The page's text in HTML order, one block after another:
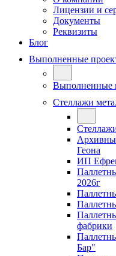
Лицензии и
Документы
Реквизиты
Блог
Выполненные
Выполненные
Стеллажи
Геона
ИП
2026г
фабрики
Бар"